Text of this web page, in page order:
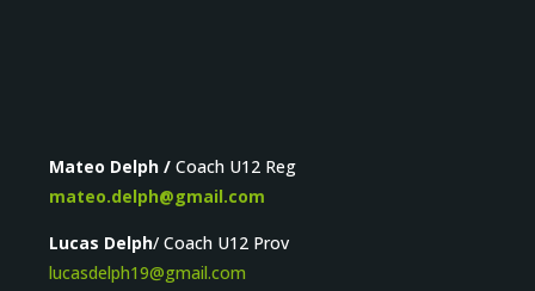
Mateo Delph / Coach U12 Reg
mateo.delph@gmail.com
Lucas Delph/ Coach U12 Prov
lucasdelph19@gmail.com